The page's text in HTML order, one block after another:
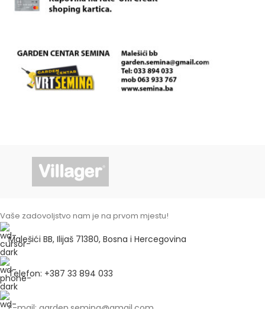
Vaše zadovoljstvo nam je na prvom mjestu!
Malešići BB, Ilijaš 71380, Bosna i Hercegovina
Telefon: +387 33 894 033